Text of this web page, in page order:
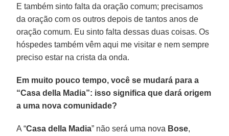
E também sinto falta da oração comum; precisamos
da oração com os outros depois de tantos anos de
oração comum. Eu sinto falta dessas duas coisas. Os
hóspedes também vêm aqui me visitar e nem sempre
preciso estar na crista da onda.
Em muito pouco tempo, você se mudará para a
“Casa della Madia”: isso significa que dará origem
a uma nova comunidade?
A “Casa della Madia” não será uma nova Bose,